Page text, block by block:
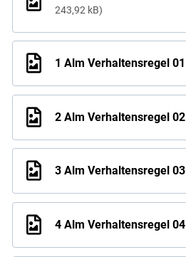
243,92 kB
1 Alm Verhaltensregel 01
2 Alm Verhaltensregel 02
3 Alm Verhaltensregel 03
4 Alm Verhaltensregel 04